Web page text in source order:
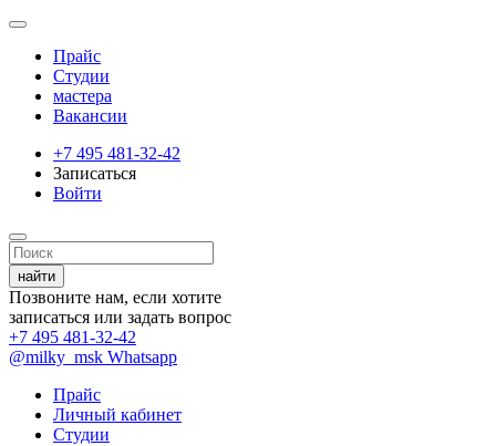
Прайс
Студии
мастера
Вакансии
+7 495 481-32-42
Записаться
Войти
Позвоните нам, если хотите
записаться или задать вопрос
+7 495 481-32-42
@milky_msk Whatsapp
Прайс
Личный кабинет
Студии